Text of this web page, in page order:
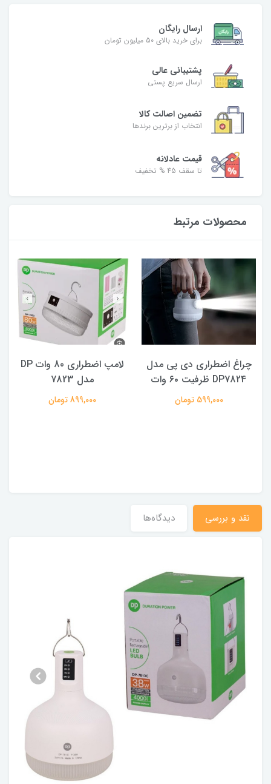
ارسال رایگان
برای خرید بالای 50 میلیون تومان
پشتیبانی عالی
ارسال سریع پستی
تضمین اصالت کالا
انتخاب از برترین برندها
قیمت عادلانه
تا سقف 45 % تخفیف
محصولات مرتبط
چراغ اضطراری دی پی مدل
DP7824 ظرفیت ۶۰ وات
599,000 تومان
لامپ اضطراری 80 وات DP
مدل 7823
899,000 تومان
نقد و بررسی دیدگاه‌ها